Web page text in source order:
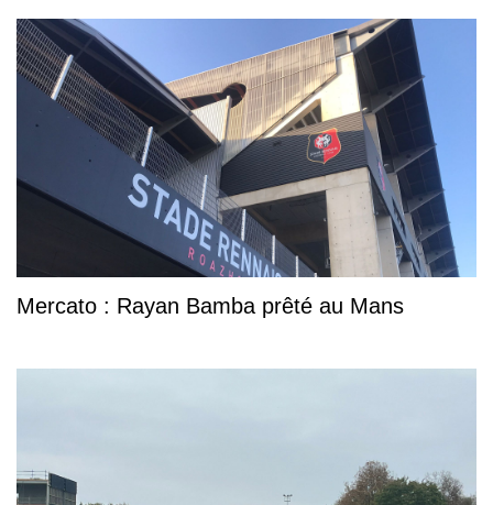
Mercato : Rayan Bamba prêté au Mans